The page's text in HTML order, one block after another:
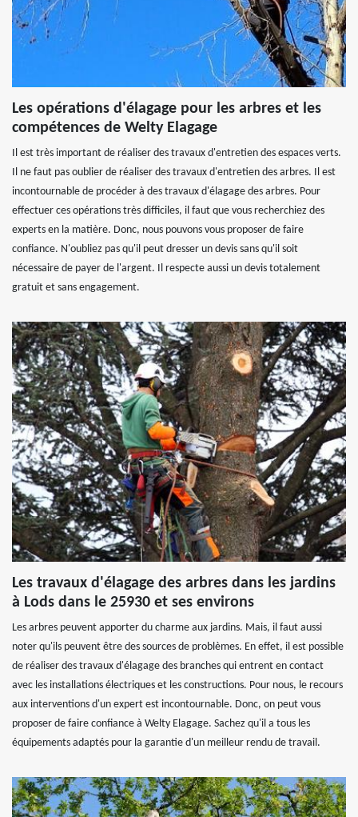
Les opérations d'élagage pour les arbres et les
compétences de Welty Elagage
Il est très important de réaliser des travaux d'entretien des espaces verts.
Il ne faut pas oublier de réaliser des travaux d'entretien des arbres. Il est
incontournable de procéder à des travaux d'élagage des arbres. Pour
effectuer ces opérations très difficiles, il faut que vous recherchiez des
experts en la matière. Donc, nous pouvons vous proposer de faire
confiance. N'oubliez pas qu'il peut dresser un devis sans qu'il soit
nécessaire de payer de l'argent. Il respecte aussi un devis totalement
gratuit et sans engagement.
Les travaux d'élagage des arbres dans les jardins
à Lods dans le 25930 et ses environs
Les arbres peuvent apporter du charme aux jardins. Mais, il faut aussi
noter qu'ils peuvent être des sources de problèmes. En effet, il est possible
de réaliser des travaux d'élagage des branches qui entrent en contact
avec les installations électriques et les constructions. Pour nous, le recours
aux interventions d'un expert est incontournable. Donc, on peut vous
proposer de faire confiance à Welty Elagage. Sachez qu'il a tous les
équipements adaptés pour la garantie d'un meilleur rendu de travail.